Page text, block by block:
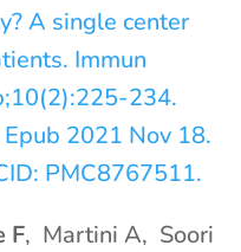
A single center
Immun
234.
2021 Nov 18.
PMC8767511.
F, Martini A, Soori